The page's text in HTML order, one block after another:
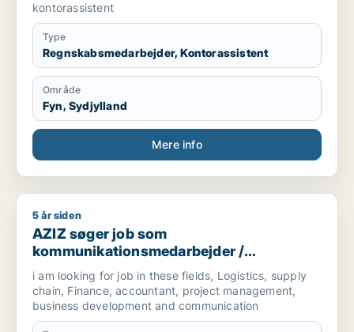
kontorassistent
Type
Regnskabsmedarbejder, Kontorassistent
Område
Fyn, Sydjylland
Mere info
AZIZ søger job som kommunikationsmedarbejder /
5 år siden
AZIZ søger job som
kommunikationsmedarbejder /
marketingmedarbejder /
forretningsudvikler /
regnskabsmedarbejder / revisor
i am looking for job in these fields, Logistics, supply
chain, Finance, accountant, project management,
business development and communication